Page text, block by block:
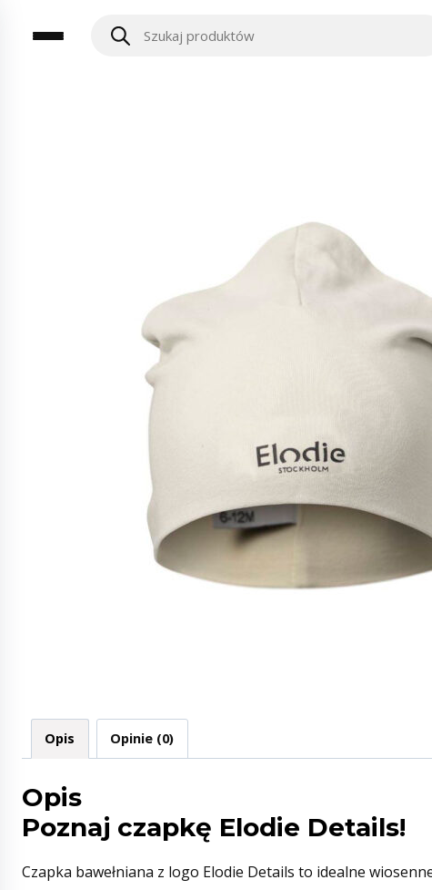
Opis Opinie (0)
Opis
Poznaj czapkę Elodie Details!
Czapka bawełniana z logo Elodie Details to idealne